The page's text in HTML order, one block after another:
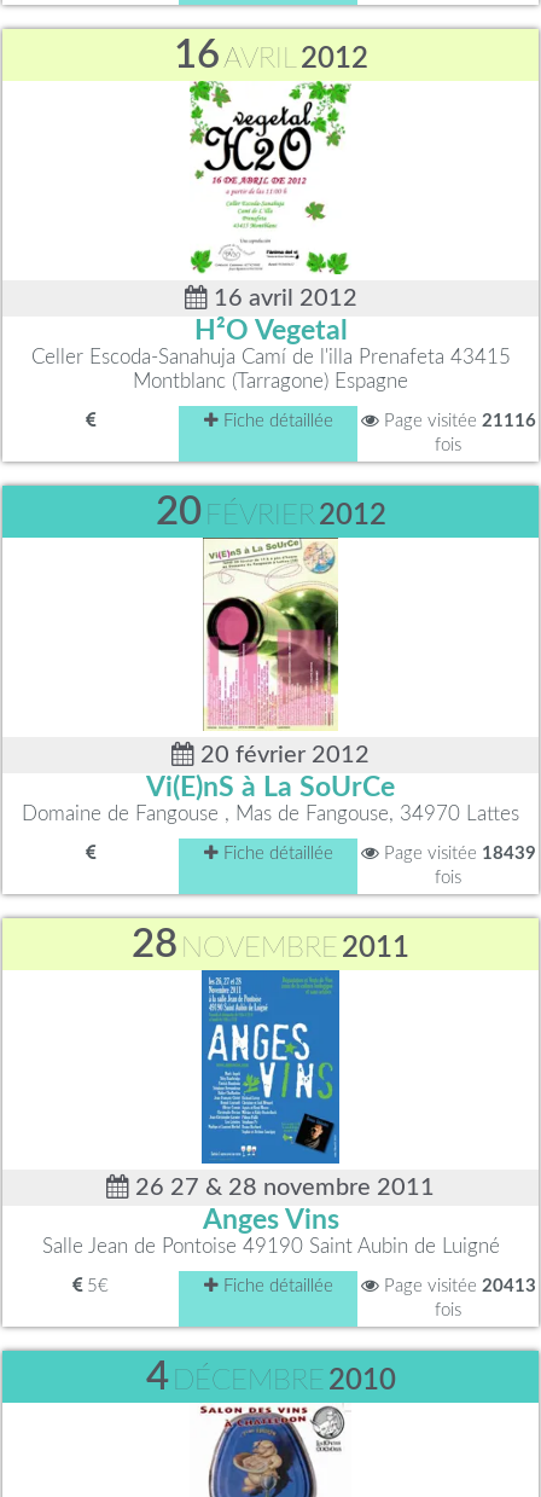
16AVRIL2012
16 avril 2012
H²O Vegetal
Celler Escoda-Sanahuja Camí de l'illa Prenafeta 43415
Montblanc (Tarragone) Espagne
Fiche détaillée Page visitée 21116
fois
20 FÉVRIER2012
20 février 2012
Vi(E)nS à La SoUrCe
Domaine de Fangouse , Mas de Fangouse, 34970 Lattes
Fiche détaillée Page visitée 18439
fois
28 NOVEMBRE 2011
26 27 & 28 novembre 2011
Anges Vins
Salle Jean de Pontoise 49190 Saint Aubin de Luigné
5€ Fiche détaillée Page visitée 20413
fois
4 DÉCEMBRE 2010